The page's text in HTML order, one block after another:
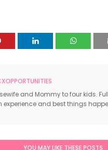
and Mommy to four kids.
experience and best things
YOU MAY LIKE THESE POSTS